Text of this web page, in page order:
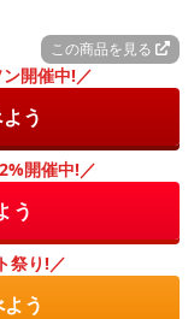
この商品を見る
開催中!／
う
開催中!／
う
祭り!／
う